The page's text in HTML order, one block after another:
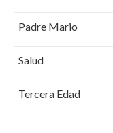
Padre Mario
Salud
Tercera Edad